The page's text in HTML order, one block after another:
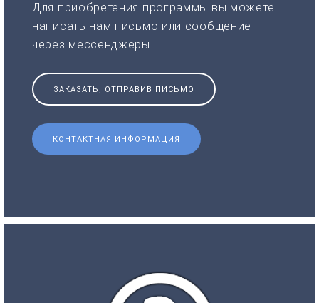
Для приобретения программы вы можете
написать нам письмо или сообщение
через мессенджеры
ЗАКАЗАТЬ, ОТПРАВИВ ПИСЬМО
КОНТАКТНАЯ ИНФОРМАЦИЯ